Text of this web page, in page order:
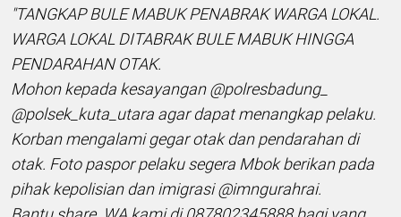
"TANGKAP BULE MABUK PENABRAK WARGA LOKAL.
WARGA LOKAL DITABRAK BULE MABUK HINGGA
PENDARAHAN OTAK.
Mohon kepada kesayangan @polresbadung_
@polsek_kuta_utara agar dapat menangkap pelaku.
Korban mengalami gegar otak dan pendarahan di
otak. Foto paspor pelaku segera Mbok berikan pada
pihak kepolisian dan imigrasi @imngurahrai.